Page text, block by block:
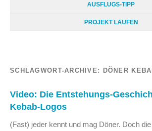
AUSFLUGS-TIPP
PROJEKT LAUFEN
SCHLAGWORT-ARCHIVE: DÖNER
Video: Die Entstehungs-
Kebab-Logos
(Fast) jeder kennt und mag Döner. Doch